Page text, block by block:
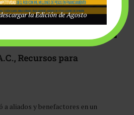
Recursos para
aliados y benefactores en un
la Edición de Agosto